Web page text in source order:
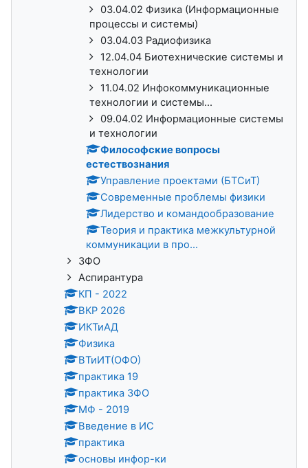
03.04.02 Физика (Информационные
процессы и системы)
03.04.03 Радиофизика
12.04.04 Биотехнические системы и
технологии
11.04.02 Инфокоммуникационные
технологии и системы...
09.04.02 Информационные системы
и технологии
Философские вопросы
естествознания
Управление проектами (БТСиТ)
Современные проблемы физики
Лидерство и командообразование
Теория и практика межкультурной
коммуникации в про...
ЗФО
Аспирантура
КП - 2022
ВКР 2026
ИКТиАД
Физика
ВТиИТ(ОФО)
практика 19
практика ЗФО
МФ - 2019
Введение в ИС
практика
основы инфор-ки